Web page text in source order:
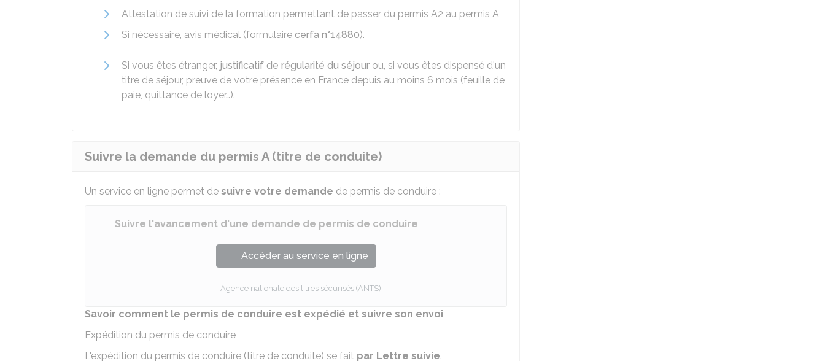
Attestation de suivi de la formation permettant de passer du permis A2 au permis A
Si nécessaire, avis médical (formulaire cerfa n°14880).
Si vous êtes étranger, justificatif de régularité du séjour ou, si vous êtes dispensé d'un
titre de séjour, preuve de votre présence en France depuis au moins 6 mois (feuille de
paie, quittance de loyer…).
Suivre la demande du permis A (titre de conduite)
Un service en ligne permet de suivre votre demande de permis de conduire :
Suivre l'avancement d'une demande de permis de conduire
Accéder au service en ligne
Agence nationale des titres sécurisés (ANTS)
Savoir comment le permis de conduire est expédié et suivre son envoi
Expédition du permis de conduire
L'expédition du permis de conduire (titre de conduite) se fait par Lettre suivie.